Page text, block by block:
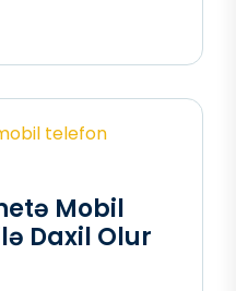
Mobil
Daxil Olur